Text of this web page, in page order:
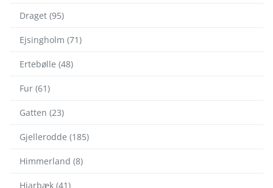
Draget (95)
Ejsingholm (71)
Ertebølle (48)
Fur (61)
Gatten (23)
Gjellerodde (185)
Himmerland (8)
Hjarbæk (41)